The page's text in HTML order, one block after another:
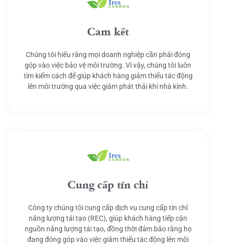
Cam kết
Chúng tôi hiểu rằng mọi doanh nghiệp cần phải đóng
góp vào việc bảo vệ môi trường. Vì vậy, chúng tôi luôn
tìm kiếm cách để giúp khách hàng giảm thiểu tác động
lên môi trường qua việc giảm phát thải khí nhà kính.
Cung cấp tín chỉ
Công ty chúng tôi cung cấp dịch vụ cung cấp tín chỉ
năng lượng tái tạo (REC), giúp khách hàng tiếp cận
nguồn năng lượng tái tạo, đồng thời đảm bảo rằng họ
đang đóng góp vào việc giảm thiểu tác động lên môi